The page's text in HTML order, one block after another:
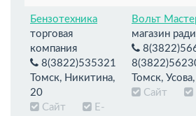
Бензотехника
торговая
компания
8(3822)535321
Томск, Никитина,
20
Сайт
E-
Вольт
магазин
Томск,
Сайт